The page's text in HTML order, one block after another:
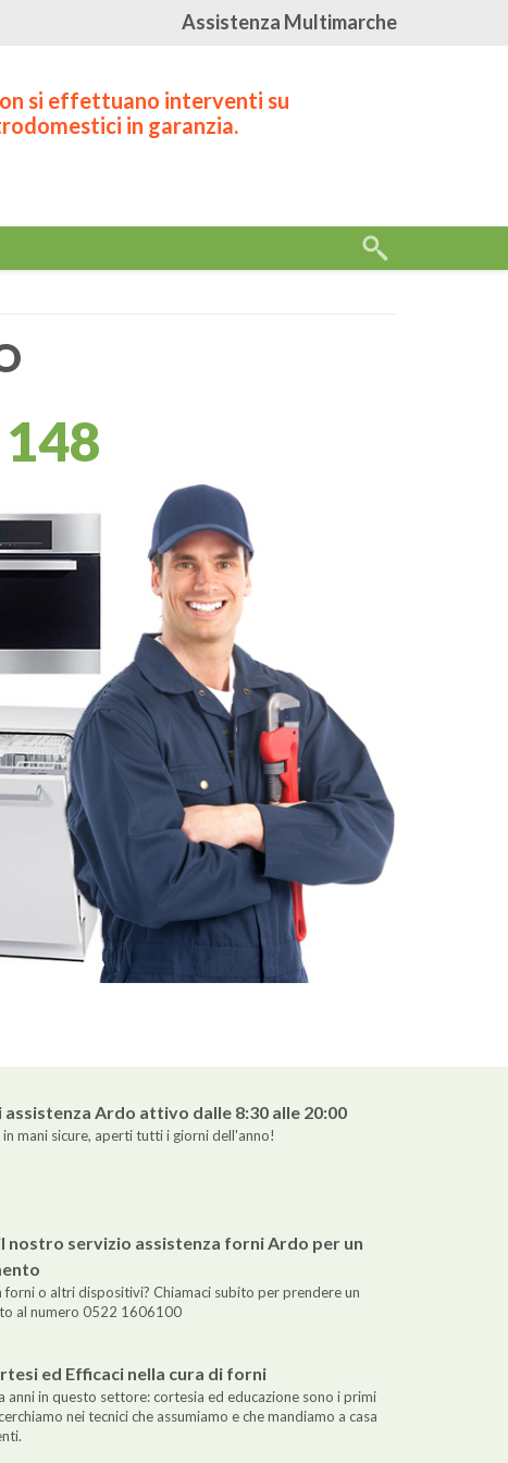
Assistenza Multimarche
si effettuano interventi su
in garanzia.
assistenza Ardo attivo dalle 8:30 alle 20:00
mani sicure, aperti tutti i giorni dell'anno!
nostro servizio assistenza forni Ardo per un
forni o altri dispositivi? Chiamaci subito per prendere un
al numero 0522 1606100
ed Efficaci nella cura di forni
anni in questo settore: cortesia ed educazione sono i primi
nei tecnici che assumiamo e che mandiamo a casa